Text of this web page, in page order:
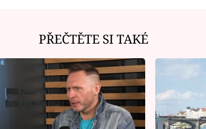
PŘEČTĚTE SI TAKÉ